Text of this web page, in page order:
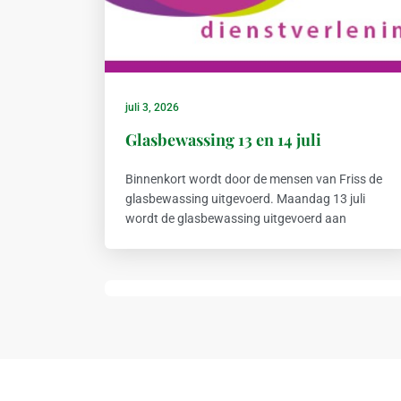
juli 3, 2026
Glasbewassing 13 en 14 juli
Binnenkort wordt door de mensen van Friss de
glasbewassing uitgevoerd. Maandag 13 juli
wordt de glasbewassing uitgevoerd aan